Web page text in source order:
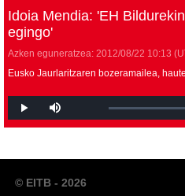
Idoia Mendia: 'EH
egingo'
Azken eguneratzea: 2012/08/22 10:13
Eusko Jaurlaritzaren bozeramailea,
© EITB - 2026